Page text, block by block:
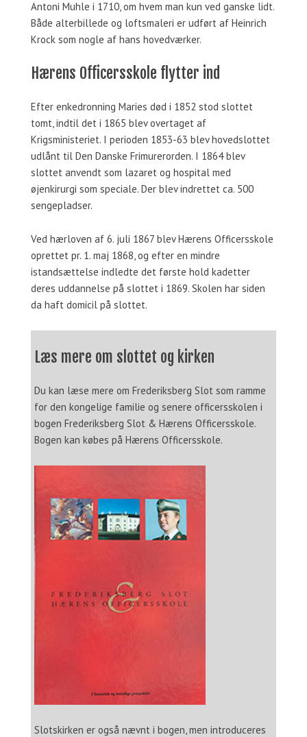
Antoni Muhle i 1710, om hvem man kun ved ganske lidt.
Både alterbillede og loftsmaleri er udført af Heinrich
Krock som nogle af hans hovedværker.
Hærens Officersskole flytter ind
Efter enkedronning Maries død i 1852 stod slottet
tomt, indtil det i 1865 blev overtaget af
Krigsministeriet. I perioden 1853-63 blev hovedslottet
udlånt til Den Danske Frimurerorden. I 1864 blev
slottet anvendt som lazaret og hospital med
øjenkirurgi som speciale. Der blev indrettet ca. 500
sengepladser.
Ved hærloven af 6. juli 1867 blev Hærens Officersskole
oprettet pr. 1. maj 1868, og efter en mindre
istandsættelse indledte det første hold kadetter
deres uddannelse på slottet i 1869. Skolen har siden
da haft domicil på slottet.
Læs mere om slottet og kirken
Du kan læse mere om Frederiksberg Slot som ramme
for den kongelige familie og senere officersskolen i
bogen Frederiksberg Slot & Hærens Officersskole.
Bogen kan købes på Hærens Officersskole.
Slotskirken er også nævnt i bogen, men introduceres